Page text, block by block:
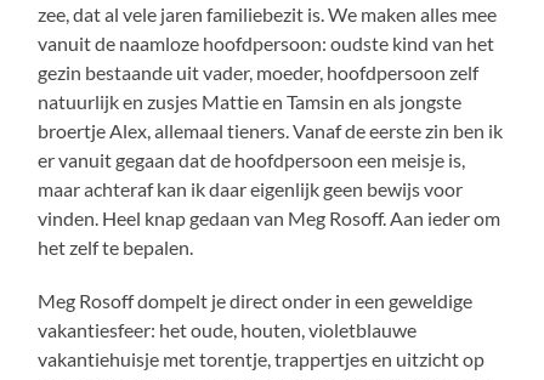
zee, dat al vele jaren familiebezit is. We maken alles mee
vanuit de naamloze hoofdpersoon: oudste kind van het
gezin bestaande uit vader, moeder, hoofdpersoon zelf
natuurlijk en zusjes Mattie en Tamsin en als jongste
broertje Alex, allemaal tieners. Vanaf de eerste zin ben ik
er vanuit gegaan dat de hoofdpersoon een meisje is,
maar achteraf kan ik daar eigenlijk geen bewijs voor
vinden. Heel knap gedaan van Meg Rosoff. Aan ieder om
het zelf te bepalen.
Meg Rosoff dompelt je direct onder in een geweldige
vakantiesfeer: het oude, houten, violetblauwe
vakantiehuisje met torentje, trappertjes en uitzicht op